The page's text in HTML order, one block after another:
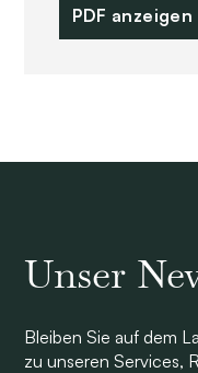
PDF anzeigen
Unser
Bleiben Sie auf dem
zu unseren Services,